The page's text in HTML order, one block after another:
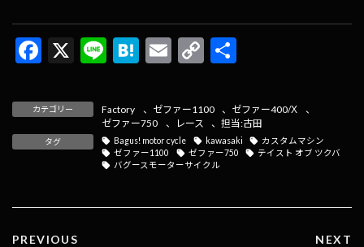
F
e
b
o
k
X
Li
e
H
e
n
a
E
ai
l
C
p
y
Li
k
カテゴリー Factory 、 ゼファー1100 、 ゼファー400/Χ
、
ゼファー750
、 レース 、担当:古田
タグ Bagus! motor cycle kawasaki
カスタムマシン
ゼファー1100
ゼファー750
テイスト オブ ツクバ
バグースモーターサイクル
PREVIOUS NEXT